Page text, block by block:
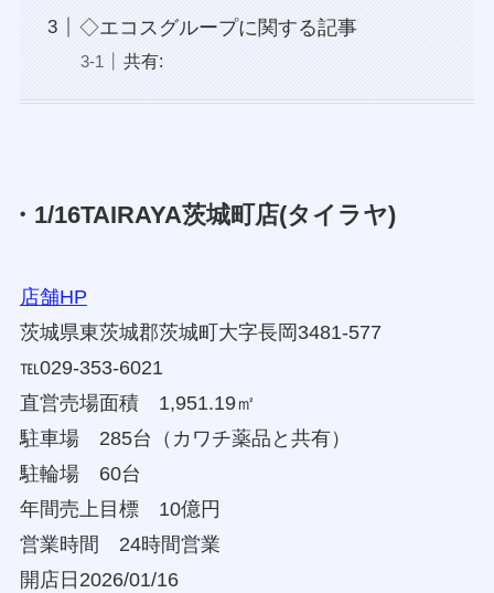
◇エコスグループに関する記事
共有:
・1/16TAIRAYA茨城町店(タイラヤ)
店舗HP
茨城県東茨城郡茨城町大字長岡3481-577
℡029-353-6021
直営売場面積 1,951.19㎡
駐車場 285台（カワチ薬品と共有）
駐輪場 60台
年間売上目標 10億円
営業時間 24時間営業
開店日2026/01/16